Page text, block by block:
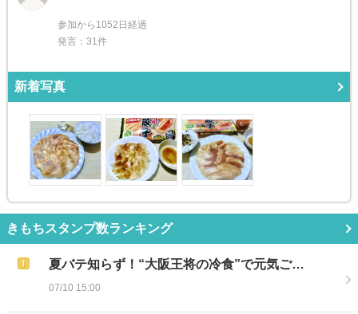
参加から1052日経過
発言：31件
新着写真
きもちスタンプ数ランキング
夏バテ知らず！“大阪王将の冷食”で元気ご…
07/10 15:00